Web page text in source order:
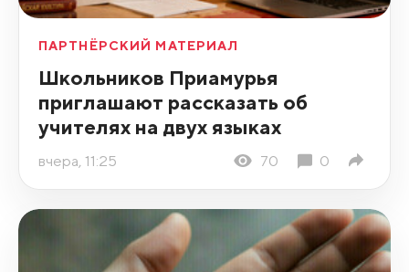
ПАРТНЁРСКИЙ МАТЕРИАЛ
Школьников Приамурья
приглашают рассказать об
учителях на двух языках
вчера, 11:25 70 0